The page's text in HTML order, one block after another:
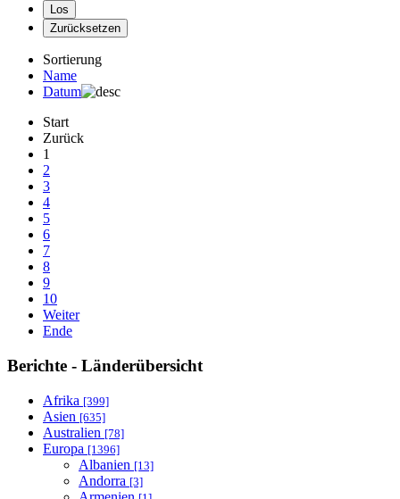
Sortierung
Name
Datum
Start
Zurück
1
2
3
4
5
6
7
8
9
10
Weiter
Ende
Berichte - Länderübersicht
Afrika [399]
Asien [635]
Australien [78]
Europa [1396]
Albanien [13]
Andorra [3]